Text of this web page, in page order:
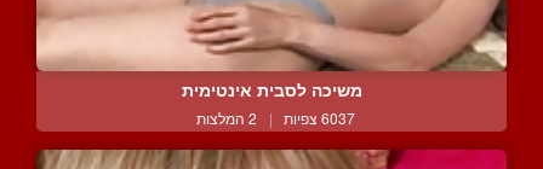
משיכה לסבית אינטימית
6037 צפיות | 2 המלצות